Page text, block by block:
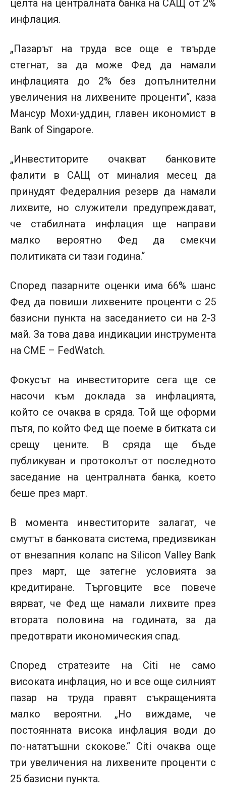
целта на централната банка на САЩ от 2%
инфлация.
„Пазарът на труда все още е твърде
стегнат, за да може Фед да намали
инфлацията до 2% без допълнителни
увеличения на лихвените проценти“, каза
Мансур Мохи-уддин, главен икономист в
Bank of Singapore.
„Инвеститорите очакват банковите
фалити в САЩ от миналия месец да
принудят Федералния резерв да намали
лихвите, но служители предупреждават,
че стабилната инфлация ще направи
малко вероятно Фед да смекчи
политиката си тази година.“
Според пазарните оценки има 66% шанс
Фед да повиши лихвените проценти с 25
базисни пункта на заседанието си на 2-3
май. За това дава индикации инструмента
на CME – FedWatch.
Фокусът на инвеститорите сега ще се
насочи към доклада за инфлацията,
който се очаква в сряда. Той ще оформи
пътя, по който Фед ще поеме в битката си
срещу цените. В сряда ще бъде
публикуван и протоколът от последното
заседание на централната банка, което
беше през март.
В момента инвеститорите залагат, че
смутът в банковата система, предизвикан
от внезапния колапс на Silicon Valley Bank
през март, ще затегне условията за
кредитиране. Търговците все повече
вярват, че Фед ще намали лихвите през
втората половина на годината, за да
предотврати икономическия спад.
Според стратезите на Citi не само
високата инфлация, но и все още силният
пазар на труда правят съкращенията
малко вероятни. „Но виждаме, че
постоянната висока инфлация води до
по-нататъшни скокове.“ Citi очаква още
три увеличения на лихвените проценти с
25 базисни пункта.